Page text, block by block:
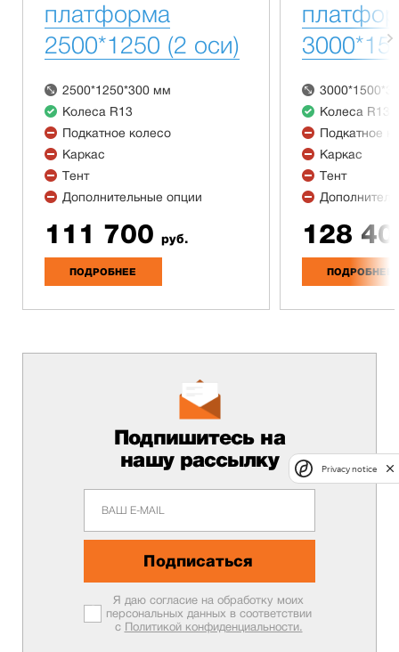
платформа
2500*1250 (2 оси)
2500*1250*300 мм
Колеса R13
Подкатное колесо
Каркас
Тент
Дополнительные опции
111 700 руб.
ПОДРОБНЕЕ
Колеса R13
Подкатное
Каркас
Тент
128
ПОДРОБНЕЕ
Подпишитесь на
нашу рассылку
Подписаться
Я даю согласие на обработку моих
персональных данных в соответствии
с Политикой конфиденциальности.
Privacy notice